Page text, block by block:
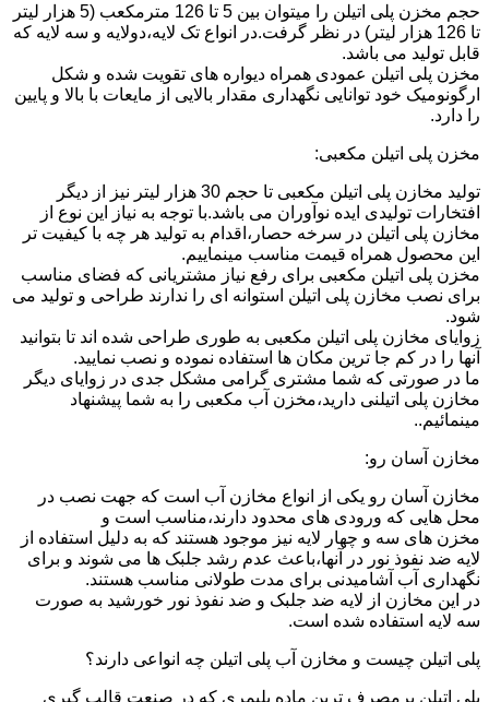
حجم مخزن پلی اتیلن را میتوان بین 5 تا 126 مترمکعب (5 هزار لیتر
تا 126 هزار لیتر) در نظر گرفت.در انواع تک لایه،دولایه و سه لایه که
قابل تولید می باشد.
مخزن پلی اتیلن عمودی همراه دیواره های تقویت شده و شکل
ارگونومیک خود توانایی نگهداری مقدار بالایی از مایعات با بالا و پایین
را دارد.
مخزن پلی اتیلن مکعبی:
تولید مخازن پلی اتیلن مکعبی تا حجم 30 هزار لیتر نیز از دیگر
افتخارات تولیدی ایده نوآوران می باشد.با توجه به نیاز این نوع از
مخازن پلی اتیلن در سرخه حصار،اقدام به تولید هر چه با کیفیت تر
این محصول همراه قیمت مناسب مینماییم.
مخزن پلی اتیلن مکعبی برای رفع نیاز مشتریانی که فضای مناسب
برای نصب مخازن پلی اتیلن استوانه ای را ندارند طراحی و تولید می
شود.
زوایای مخازن پلی اتیلن مکعبی به طوری طراحی شده اند تا بتوانید
آنها را در کم جا ترین مکان ها استفاده نموده و نصب نمایید.
ما در صورتی که شما مشتری گرامی مشکل جدی در زوایای دیگر
مخازن پلی اتیلنی دارید،مخزن آب مکعبی را به شما پیشنهاد
مینمائیم..
مخازن آسان رو:
مخازن آسان رو یکی از انواع مخازن آب است که جهت نصب در
محل هایی که ورودی های محدود دارند،مناسب است و
مخزن های سه و چهار لایه نیز موجود هستند که به دلیل استفاده از
لایه ضد نفوذ نور در آنها،باعث عدم رشد جلبک ها می شوند و برای
نگهداری آب آشامیدنی برای مدت طولانی مناسب هستند.
در این مخازن از لایه ضد جلبک و ضد نفوذ نور خورشید به صورت
سه لایه استفاده شده است.
پلی اتیلن چیست و مخازن آب پلی اتیلن چه انواعی دارند؟
پلی اتیلن پرمصرف ترین ماده پلیمری که در صنعت قالب گیری